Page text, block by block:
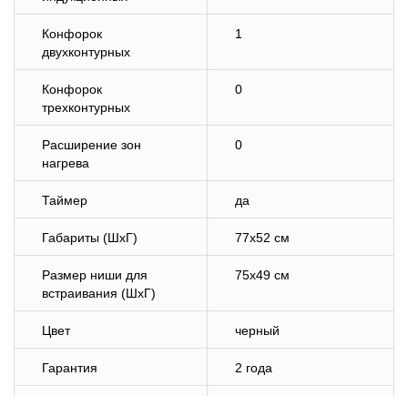
Конфорок
двухконтурных
1
Конфорок
трехконтурных
0
Расширение зон
нагрева
0
Таймер да
Габариты (ШхГ) 77х52 см
Размер ниши для
встраивания (ШхГ)
75х49 см
Цвет черный
Гарантия 2 года